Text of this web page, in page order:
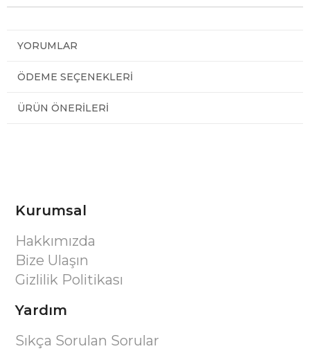
YORUMLAR
ÖDEME SEÇENEKLERI
ÜRÜN ÖNERILERI
Kurumsal
Hakkımızda
Bize Ulaşın
Gizlilik Politikası
Yardım
Sıkça Sorulan Sorular